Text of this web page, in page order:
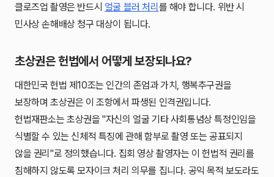
클로즈업 촬영은 반드시 얼굴 블러 처리 를 해야 합니다. 위반 시
민사상 손해배상 청구 대상이 됩니다.
초상권은 헌법에서 어떻게 보장되나요?
대한민국 헌법 제10조는 인간의 존엄과 가치, 행복추구권을
보장하며 초상권은 이 조항에서 파생된 인격권입니다.
헌법재판소는 초상권을 "자신의 얼굴 기타 사회통념상 특정인임을
식별할 수 있는 신체적 특징에 관해 함부로 촬영 또는 공표되지
않을 권리"로 정의했습니다. 집회 영상 촬영자는 이 헌법적 권리를
침해하지 않도록 모자이크 처리 의무를 집니다. 공익 목적 보도라도